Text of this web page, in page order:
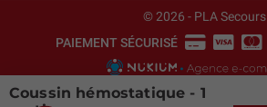
© 2026 - PLA Secours
PAIEMENT SÉCURISÉ
Coussin hémostatique - 1